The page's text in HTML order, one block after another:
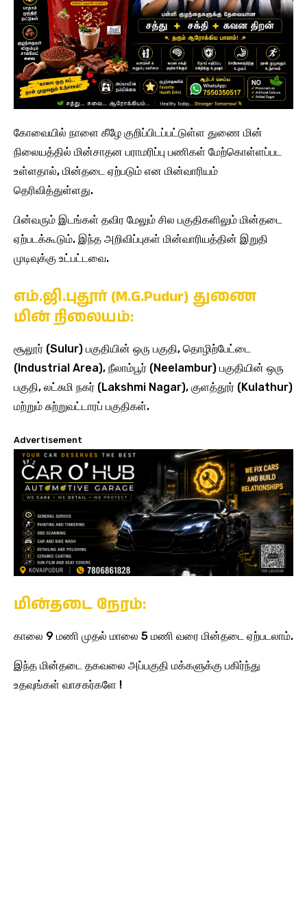
கோவையில் நாளை கீழே குறிப்பிடப்பட்டுள்ள துணை மின்
நிலையத்தில் மின்சாதன பராமரிப்பு பணிகள் மேற்கொள்ளப்பட
உள்ளதால், மின்தடை ஏற்படும் என மின்வாரியம்
தெரிவித்துள்ளது.
பின்வரும் இடங்கள் தவிர மேலும் சில பகுதிகளிலும் மின்தடை
ஏற்படக்கூடும். இந்த அறிவிப்புகள் மின்வாரியத்தின் இறுதி
முடிவுக்கு உட்பட்டவை.
எம்.ஜி.புதூர் (M.G.Pudur) துணை
மின் நிலையம்:
சூலூர் (Sulur) பகுதியின் ஒரு பகுதி, தொழிற்பேட்டை
(Industrial Area), நீலாம்பூர் (Neelambur) பகுதியின் ஒரு
பகுதி, லட்சுமி நகர் (Lakshmi Nagar), குளத்தூர் (Kulathur)
மற்றும் சுற்றுவட்டாரப் பகுதிகள்.
Advertisement
மின்தடை நேரம்:
காலை 9 மணி முதல் மாலை 5 மணி வரை மின்தடை ஏற்படலாம்.
இந்த மின்தடை தகவலை அப்பகுதி மக்களுக்கு பகிர்ந்து
உதவுங்கள் வாசகர்களே !